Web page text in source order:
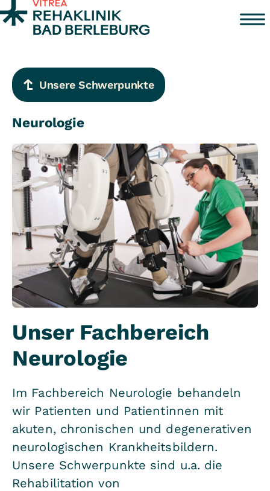
Zum Inhalt springen
Unsere Schwerpunkte
Neurologie
Unser Fachbereich
Neurologie
Im Fachbereich Neurologie behandeln
wir Patienten und Patientinnen mit
akuten, chronischen und degenerativen
neurologischen Krankheitsbildern.
Unsere Schwerpunkte sind u.a. die
Rehabilitation von